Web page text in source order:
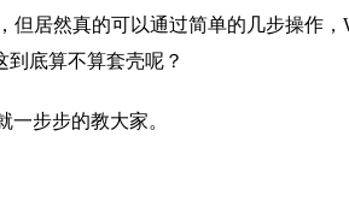
但居然真的可以通过简单的几步操作，
底算不算套壳呢？
一步步的教大家。